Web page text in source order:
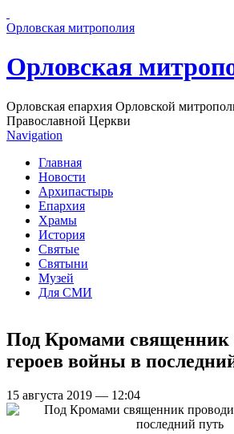
Орловская митрополия
Орловская
Орловская епархия Орловской
Православной Церкви
Navigation
Главная
Новости
Архипастырь
Епархия
Храмы
История
Святые
Святыни
Музей
Для СМИ
Под Кромами священник
героев войны в
15 августа 2019 — 12:04